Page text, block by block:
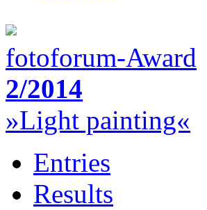
fotoforum-Award
2/2014
»Light painting«
Entries
Results